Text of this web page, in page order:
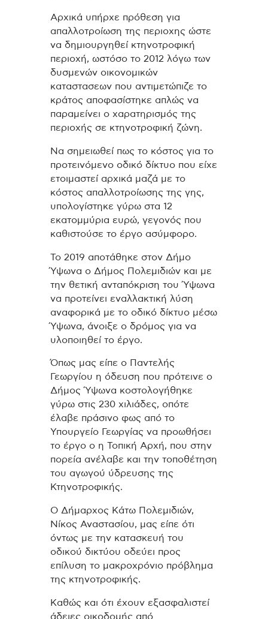
Αρχικά υπήρχε πρόθεση για
απαλλοτροίωση της περιοχης ώστε
να δημιουργηθεί κτηνοτροφική
περιοχή, ωστόσο το 2012 λόγω των
δυσμενών οικονομικών
καταστασεων που αντιμετώπιζε το
κράτος αποφασίστηκε απλώς να
παραμείνει ο χαρατηρισμός της
περιοχής σε κτηνοτροφική ζώνη.
Να σημειωθεί πως το κόστος για το
προτεινόμενο οδικό δίκτυο που είχε
ετοιμαστεί αρχικά μαζά με το
κόστος απαλλοτροίωσης της γης,
υπολογίστηκε γύρω στα 12
εκατομμύρια ευρώ, γεγονός που
καθιστούσε το έργο ασύμφορο.
Το 2019 αποτάθηκε στον Δήμο
Ύψωνα ο Δήμος Πολεμιδιών και με
την θετική ανταπόκριση του Ύψωνα
να προτείνει εναλλακτική λύση
αναφορικά με το οδικό δίκτυο μέσω
Ύψωνα, άνοιξε ο δρόμος για να
υλοποιηθεί το έργο.
Όπως μας είπε ο Παντελής
Γεωργίου η όδευση που πρότεινε ο
Δήμος Ύψωνα κοστολογήθηκε
γύρω στις 230 χιλιάδες, οπότε
έλαβε πράσινο φως από το
Υπουργείο Γεωργίας να προωθήσει
το έργο ο η Τοπική Αρχή, που στην
πορεία ανέλαβε και την τοποθέτηση
του αγωγού ύδρευσης της
Κτηνοτροφικής.
Ο Δήμαρχος Κάτω Πολεμιδιών,
Νίκος Αναστασίου, μας είπε ότι
όντως με την κατασκευή του
οδικού δικτύου οδεύει προς
επίλυση το μακροχρόνιο πρόβλημα
της κτηνοτροφικής.
Καθώς και ότι έχουν εξασφαλιστεί
άδειες οικοδομής από